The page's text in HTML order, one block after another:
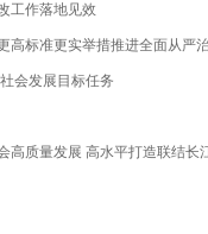
工作落地见效
高标准更实举措推进全面从严
会发展目标任务
高质量发展 高水平打造联结长